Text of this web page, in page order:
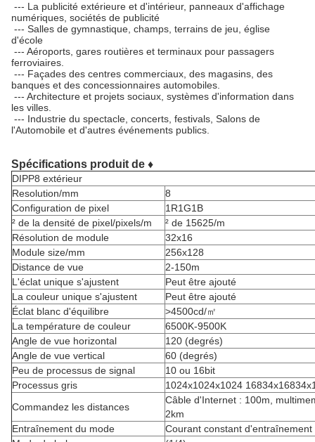
--- La publicité extérieure et d'intérieur, panneaux d'affichage
numériques, sociétés de publicité
--- Salles de gymnastique, champs, terrains de jeu, église
d'école
--- Aéroports, gares routières et terminaux pour passagers
ferroviaires.
--- Façades des centres commerciaux, des magasins, des
banques et des concessionnaires automobiles.
--- Architecture et projets sociaux, systèmes d'information dans
les villes.
--- Industrie du spectacle, concerts, festivals, Salons de
l'Automobile et d'autres événements publics.
Spécifications produit de ♦
DIPP8 extérieur
Resolution/mm
8
Configuration de pixel
1R1G1B
² de la densité de pixel/pixels/m
² de 15625/m
Résolution de module
32x16
Module size/mm
256x128
Distance de vue
2-150m
L'éclat unique s'ajustent
Peut être ajouté
La couleur unique s'ajustent
Peut être ajouté
Éclat blanc d'équilibre
>4500cd/㎡
La température de couleur
6500K-9500K
Angle de vue horizontal
120 (degrés)
Angle de vue vertical
60 (degrés)
Peu de processus de signal
10 ou 16bit
Processus gris
1024x1024x1024
Commandez les distances
Câble d'Internet : 100m,
2km
Entraînement du mode
Courant constant d'entraînement